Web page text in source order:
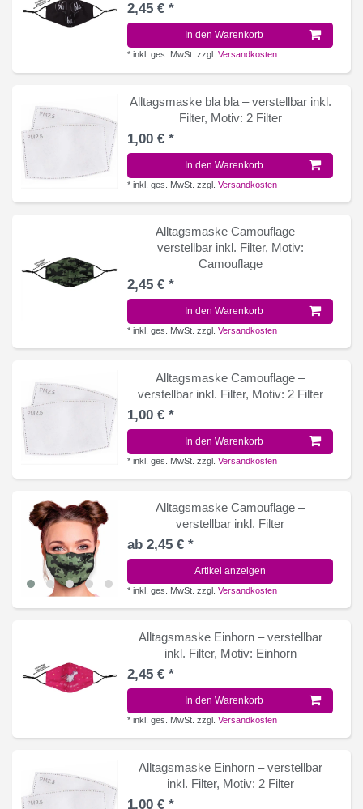
2,45 € *
In den Warenkorb
*inkl. ges. MwSt. zzgl.Versandkosten
Alltagsmaske bla bla – verstellbar inkl.
Filter, Motiv: 2 Filter
1,00 € *
In den Warenkorb
*inkl. ges. MwSt. zzgl.Versandkosten
Alltagsmaske Camouflage –
verstellbar inkl. Filter, Motiv:
Camouflage
2,45 € *
In den Warenkorb
*inkl. ges. MwSt. zzgl.Versandkosten
Alltagsmaske Camouflage –
verstellbar inkl. Filter, Motiv: 2 Filter
1,00 € *
In den Warenkorb
*inkl. ges. MwSt. zzgl.Versandkosten
Alltagsmaske Camouflage –
verstellbar inkl. Filter
ab 2,45 € *
Artikel anzeigen
*inkl. ges. MwSt. zzgl.Versandkosten
Alltagsmaske Einhorn – verstellbar
inkl. Filter, Motiv: Einhorn
2,45 € *
In den Warenkorb
*inkl. ges. MwSt. zzgl.Versandkosten
Alltagsmaske Einhorn – verstellbar
inkl. Filter, Motiv: 2 Filter
1,00 € *